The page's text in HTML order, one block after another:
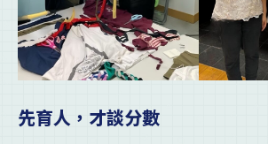
先育人，才談分數